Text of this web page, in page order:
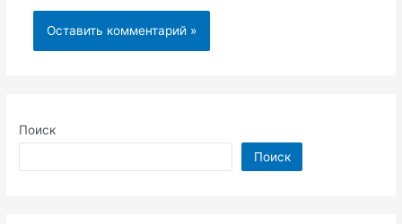
Поиск
Поиск